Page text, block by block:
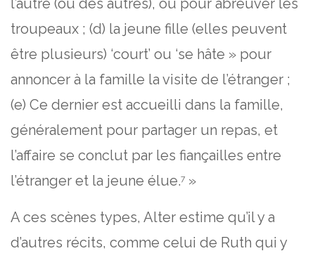
troupeaux ; (d) la jeune fille (elles peuvent
être plusieurs) ‘court’ ou ‘se hâte » pour
annoncer à la famille la visite de l’étranger ;
(e) Ce dernier est accueilli dans la famille,
généralement pour partager un repas, et
l’affaire se conclut par les fiançailles entre
l’étranger et la jeune élue.7 »
A ces scènes types, Alter estime qu’il y a
d’autres récits, comme celui de Ruth qui y